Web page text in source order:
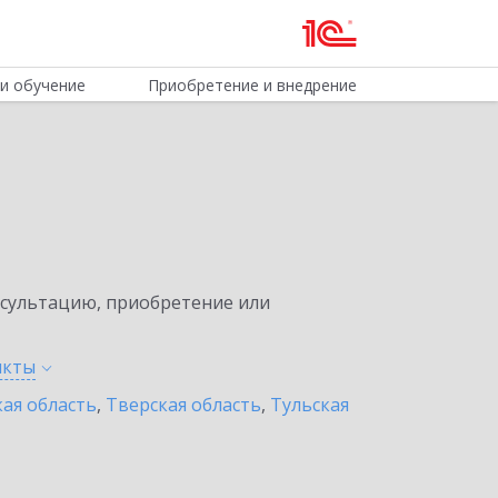
обучение Приобретение и внедрение
приобретение или
область, Тверская область, Тульская